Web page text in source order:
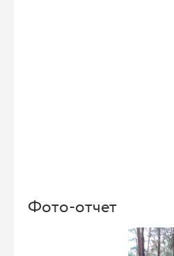
Фото-отчет